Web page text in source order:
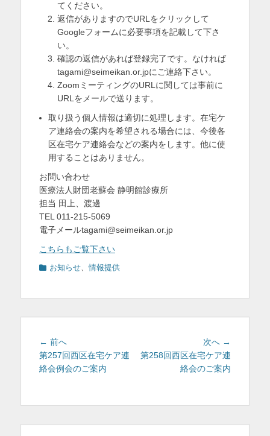
てください。
返信がありますのでURLをクリックして
Googleフォームに必要事項を記載して下さ
い。
確認の返信があれば登録完了です。なければ
tagami@seimeikan.or.jpにご連絡下さい。
ZoomミーティングのURLに関しては事前に
URLをメールで送ります。
取り扱う個人情報は適切に処理します。在宅ケ
ア連絡会の案内を希望される場合には、今後各
区在宅ケア連絡会などの案内をします。他に使
用することはありません。
お問い合わせ
医療法人財団老蘇会 静明館診療所
担当 田上、渡邊
TEL 011-215-5069
電子メールtagami@seimeikan.or.jp
こちらもご覧下さい
カ お知らせ、情報提供
投
稿
ナ
シ
← 前へ
の
投
第257回西区在宅ケア連
絡会例会のご案内
次へ →
第258回西区在宅ケア連
絡会のご案内